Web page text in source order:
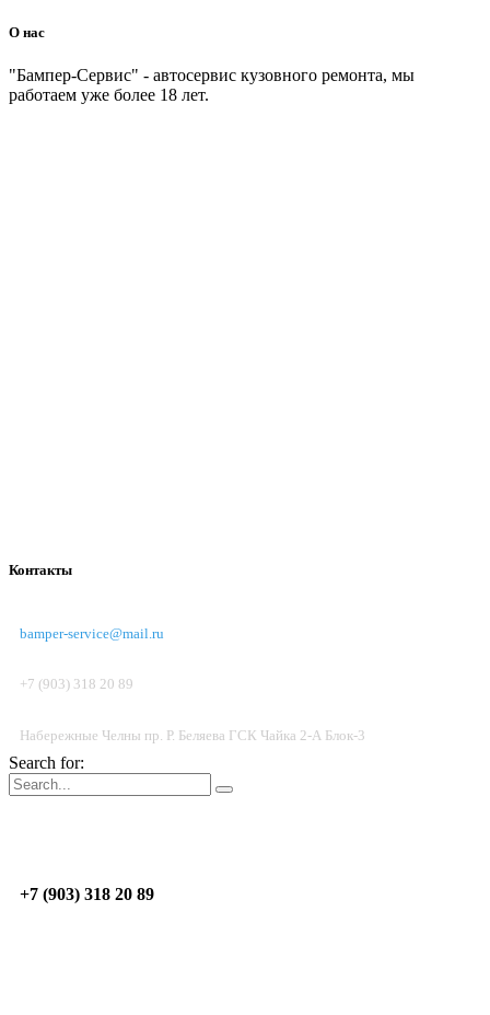
О нас
"Бампер-Сервис" - автосервис кузовного ремонта, мы
работаем уже более 18 лет.
Контакты
bamper-service@mail.ru
+7 (903) 318 20 89
Набережные Челны пр. Р. Беляева ГСК Чайка 2-А Блок-3
Search for:
+7 (903) 318 20 89